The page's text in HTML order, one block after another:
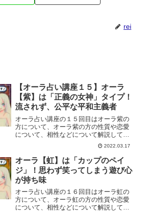
rei
【オーラ占い講座１５】オーラ
【紫】は「正義の女神」タイプ！
流されず、公平な平和主義者
オーラ占い講座の１５回目はオーラ紫の
方について、オーラ紫の方の性質や恋愛
について、相性などについて解説してい
2022.03.17
オーラ【虹】は「カップのペイ
ジ」！思わず笑ってしまう遊び心
が持ち味
オーラ占い講座の１６回目はオーラ虹の
方について、オーラ虹の方の性質や恋愛
について、相性などについて解説してい